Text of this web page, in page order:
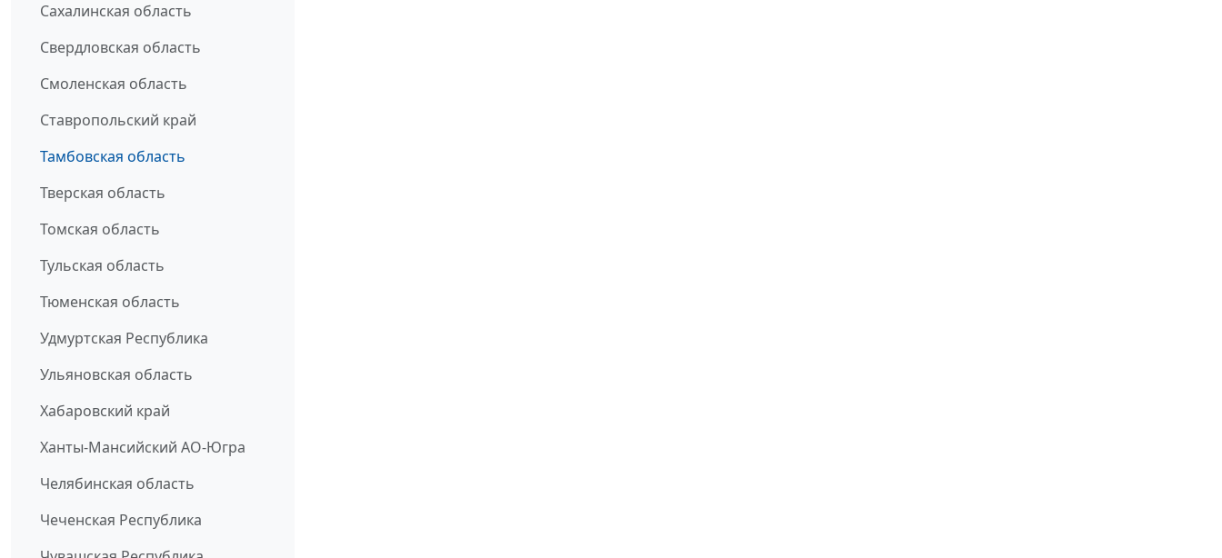
Сахалинская область
Свердловская область
Смоленская область
Ставропольский край
Тамбовская область
Тверская область
Томская область
Тульская область
Тюменская область
Удмуртская Республика
Ульяновская область
Хабаровский край
Ханты-Мансийский АО-Югра
Челябинская область
Чеченская Республика